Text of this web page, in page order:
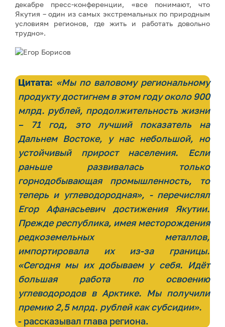
декабре пресс-конференции, «все понимают, что
Якутия – один из самых экстремальных по природным
условиям регионов, где жить и работать довольно
трудно».
Цитата: «Мы по валовому региональному
продукту достигнем в этом году около 900
млрд. рублей, продолжительность жизни
– 71 год, это лучший показатель на
Дальнем Востоке, у нас небольшой, но
устойчивый прирост населения. Если
раньше развивалась только
горнодобывающая промышленность, то
теперь и углеводородная», - перечислял
Егор Афанасьевич достижения Якутии.
Прежде республика, имея месторождения
редкоземельных металлов,
импортировала их из-за границы.
«Сегодня мы их добываем у себя. Идёт
большая работа по освоению
углеводородов в Арктике. Мы получили
премию 2,5 млрд. рублей как субсидии».
- рассказывал глава региона.